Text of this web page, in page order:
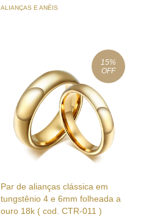
ALIANÇAS E ANÉIS
15%
OFF
Par de alianças clássica em
tungstênio 4 e 6mm folheada a
ouro 18k ( cod. CTR-011 )